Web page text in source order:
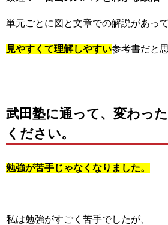
単元ごとに図と文章での解説があって
見やすくて理解しやすい参考書だと
武田塾に通って、変わっ
ください。
勉強が苦手じゃなくなりました。
私は勉強がすごく苦手でしたが、